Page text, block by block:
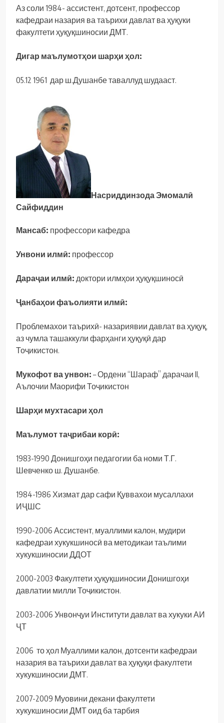
Аз соли 1984- ассистент, дотсент, профессор
кафедраи назария ва таърихи давлат ва ҳуқуки
факултети ҳуқуқшиносии ДМТ.
Дигар маълумотҳои шарҳи ҳол:
05.12 1961 дар ш.Душанбе таваллуд шудааст.
Насриддинзода Эмомалӣ
Сайфиддин
Мансаб: профессори кафедра
Унвони илмӣ: профессор
Дараҷаи илмӣ: доктори илмҳои ҳуқуқшиносӣ
Ҷанбаҳои фаъолияти илмӣ:
Проблемахои таърихӣ- назариявии давлат ва ҳуқуқ,
аз чумла ташаккули фарҳанги ҳуқуқӣ дар
Тоҷикистон.
Мукофот ва унвон: – Ордени “Шараф” дарачаи II,
Аълочии Маорифи Тоҷикистон
Шарҳи мухтасари ҳол
Маълумот таҷрибаи корӣ:
1983-1990 Донишгоҳи педагогии ба номи Т.Г.
Шевченко ш. Душанбе.
1984-1986 Хизмат дар сафи Қуввахои мусаллахи
ИҶШС
1990-2006 Ассистент, муаллими калон, мудири
кафедраи хукукшиносӣ ва методикаи таълими
хукукшиносии ДДОТ
2000-2003 Факултети ҳуқуқшиносии Донишгоҳи
давлатии милли Тоҷикистон.
2003-2006 Унвонҷуи Институти давлат ва хукуки АИ
ҶТ
2006 то ҳол Муаллими калон, дотсенти кафедраи
назария ва таърихи давлат ва ҳуқуқи факултети
хукукшиносии ДМТ.
2007-2009 Муовини декани факултети
хукукшиносии ДМТ оид ба тарбия